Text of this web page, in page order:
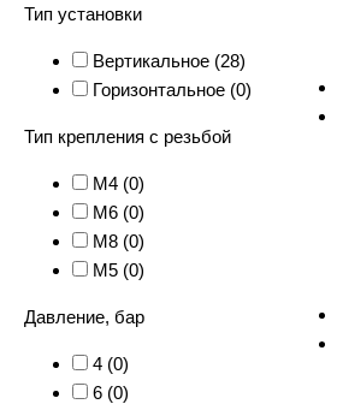
Тип установки
Вертикальное (28)
Горизонтальное (0)
Тип крепления с резьбой
M4 (0)
M6 (0)
M8 (0)
М5 (0)
Давление, бар
4 (0)
6 (0)